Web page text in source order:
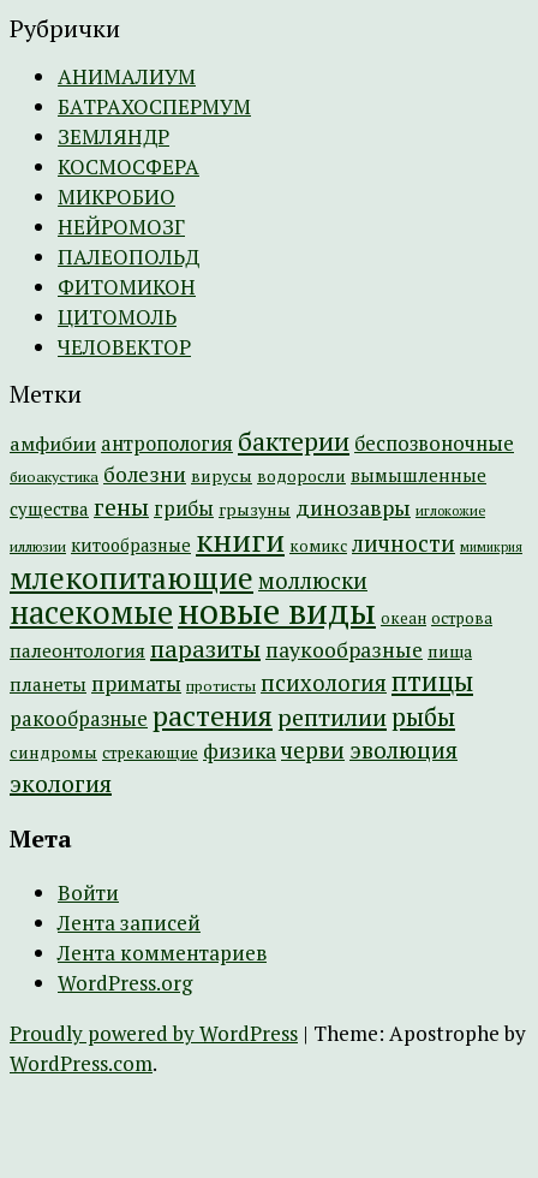
Рубрички
АНИМАЛИУМ
БАТРАХОСПЕРМУМ
ЗЕМЛЯНДР
КОСМОСФЕРА
МИКРОБИО
НЕЙРОМОЗГ
ПАЛЕОПОЛЬД
ФИТОМИКОН
ЦИТОМОЛЬ
ЧЕЛОВЕКТОР
Метки
амфибии антропология бактерии беспозвоночные
биоакустика болезни вирусы водоросли вымышленные
существа гены грибы грызуны динозавры иглокожие
иллюзии китообразные книги комикс личности мимикрия
млекопитающие моллюски
насекомыеновые виды океан острова
палеонтология паразиты паукообразные пища
планеты приматы протисты психология птицы
ракообразные растениярептилиирыбы
синдромы стрекающие физикачерви эволюция
экология
Мета
Войти
Лента записей
Лента комментариев
WordPress.org
Proudly powered by WordPress | Theme: Apostrophe by
WordPress.com.